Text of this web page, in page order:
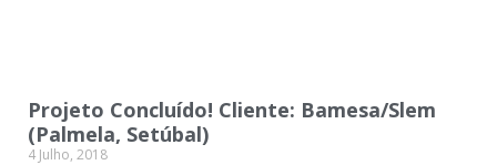
Projeto Concluído! Cliente: Bamesa/Slem
(Palmela, Setúbal)
4 Julho, 2018